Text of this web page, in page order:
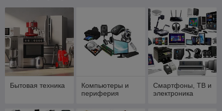
Бытовая техника
Компьютеры и
периферия
Смартфоны, ТВ и
электроника